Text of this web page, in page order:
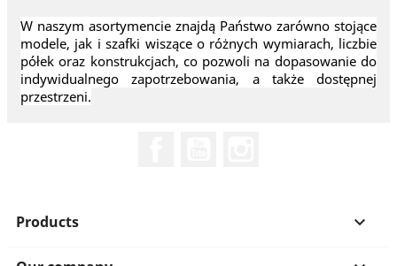
W naszym asortymencie znajdą Państwo zarówno stojące
modele, jak i szafki wiszące o różnych wymiarach, liczbie
półek oraz konstrukcjach, co pozwoli na dopasowanie do
indywidualnego zapotrzebowania, a także dostępnej
przestrzeni.
Products 